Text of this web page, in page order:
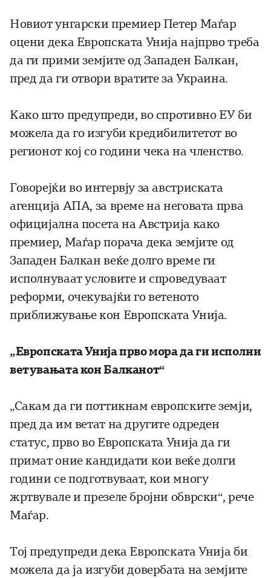
Новиот унгарски премиер Петер Маѓар
оцени дека Европската Унија најпрво треба
да ги прими земјите од Западен Балкан,
пред да ги отвори вратите за Украина.
Како што предупреди, во спротивно ЕУ би
можела да го изгуби кредибилитетот во
регионот кој со години чека на членство.
Говорејќи во интервју за австриската
агенција АПА, за време на неговата прва
официјална посета на Австрија како
премиер, Маѓар порача дека земјите од
Западен Балкан веќе долго време ги
исполнуваат условите и спроведуваат
реформи, очекувајќи го ветеното
приближување кон Европската Унија.
„Европската Унија прво мора да ги исполни
ветувањата кон Балканот“
„Сакам да ги поттикнам европските земји,
пред да им ветат на другите одреден
статус, прво во Европската Унија да ги
примат оние кандидати кои веќе долги
години се подготвуваат, кои многу
жртвувале и презеле бројни обврски“, рече
Маѓар.
Тој предупреди дека Европската Унија би
можела да ја изгуби довербата на земјите